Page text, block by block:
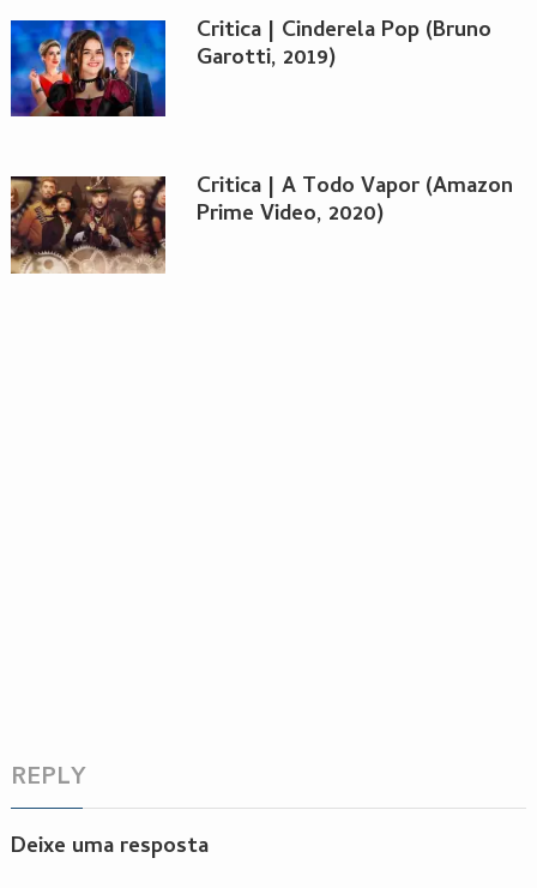
Critica | Cinderela Pop (Bruno
Garotti, 2019)
Critica | A Todo Vapor (Amazon
Prime Video, 2020)
REPLY
Deixe uma resposta